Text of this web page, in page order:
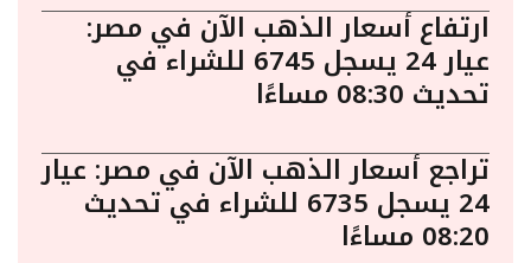
ارتفاع أسعار الذهب الآن في مصر:
عيار 24 يسجل 6745 للشراء في
تحديث 08:30 مساءًا
تراجع أسعار الذهب الآن في مصر: عيار
24 يسجل 6735 للشراء في تحديث
08:20 مساءًا